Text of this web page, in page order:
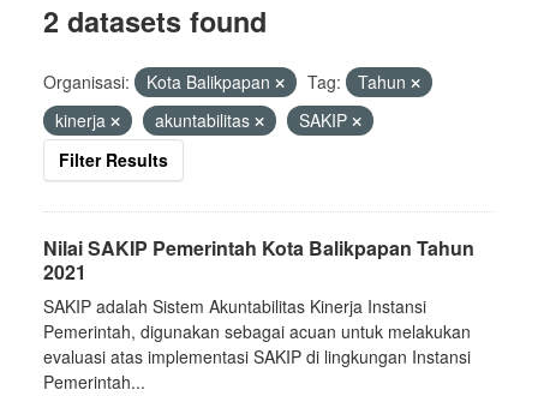
2 datasets found
Organisasi: Kota Balikpapan Tag:
Tahun
kinerja
akuntabilitas
SAKIP
Filter Results
Nilai SAKIP Pemerintah Kota Balikpapan Tahun
2021
SAKIP adalah Sistem Akuntabilitas Kinerja Instansi
Pemerintah, digunakan sebagai acuan untuk melakukan
evaluasi atas implementasi SAKIP di lingkungan Instansi
Pemerintah...